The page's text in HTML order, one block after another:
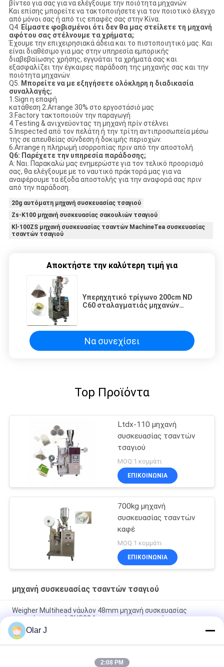
βίντεο για σας για να ελέγξουμε την ποιότητα μηχανών.
Και επίσης μπορείτε να τακτοποιήσετε για τον ποιοτικό έλεγχο
από μόνοι σας ή από τις επαφές σας στην Κίνα.
Q4. Είμαστε φοβισμένοι ότι δεν θα μας στείλετε τη μηχανή
αφότου σας στέλνουμε τα χρήματα;
Έχουμε την επιχειρησιακά άδεια και το πιστοποιητικό μας. Και
είναι διαθέσιμο για μας στην υπηρεσία εμπορικής
διαβεβαίωσης χρήσης, εγγυάται τα χρήματά σας και
εξασφαλίζει την έγκαιρες παράδοση της μηχανής σας και την
ποιότητα μηχανών.
Q5. Μπορείτε να με εξηγήσετε ολόκληρη η διαδικασία
συναλλαγής;
1.Sign η επαφή
κατάθεση 2.Arrange 30% στο εργοστάσιό μας
3.Factory τακτοποιούν την παραγωγή
4.Testing & ανιχνεύοντας τη μηχανή πρίν στέλνει
5.Inspected από τον πελάτη ή την τρίτη αντιπροσωπεία μέσω
της σε απευθείας σύνδεση ή δοκιμής περιοχών.
6.Arrange η πληρωμή ισορροπίας πριν από την αποστολή.
Q6: Παρέχετε την υπηρεσία παράδοσης;
Α: Ναι. Παρακαλώ μας ενημερώστε για τον τελικό προορισμό
σας, θα ελέγξουμε με το ναυτικό πράκτορά μας για να
αναφέρουμε τα έξοδα αποστολής για την αναφορά σας πριν
από την παράδοση.
20g αυτόματη μηχανή συσκευασίας τσαγιού
Zs-K100 μηχανή συσκευασίας σακουλιών τσαγιού
Kl-100ZS μηχανή συσκευασίας τσαντών MachineTea συσκευασίας
τσαντών τσαγιού
Αποκτήστε την καλύτερη τιμή για
Υπερηχητικό τρίγωνο 200cm ND
C60 σταλαγματιάς μηχανών
Να συνεχίσει
Top Προϊόντα
Ltdx-110 μηχανή
συσκευασίας τσαντών
τσαγιού
MOQ:1 κομμάτι
ΕΠΙΚΟΙΝΩΝΙΑ
700kg μηχανή
συσκευασίας τσαντών
καφέ
MOQ:1 κομμάτι
ΕΠΙΚΟΙΝΩΝΙΑ
μηχανή συσκευασίας τσαντών τσαγιού
Weigher Multihead νάυλον 48mm μηχανή συσκευασίας
τσαντών τσαγιού SUS304 για το τσάι χορταριών
Υπερηχητικό τρίγωνο 200cm ND C60 σταλαγματιάς μηχανών
συσκευασίας τσαντών καφέ
Olar J
2:08 PM